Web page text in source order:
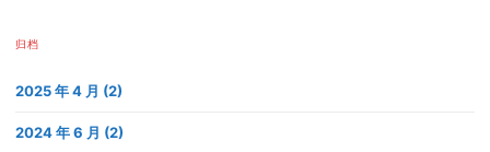
归档
2025 年 4 月 (2)
2024 年 6 月 (2)